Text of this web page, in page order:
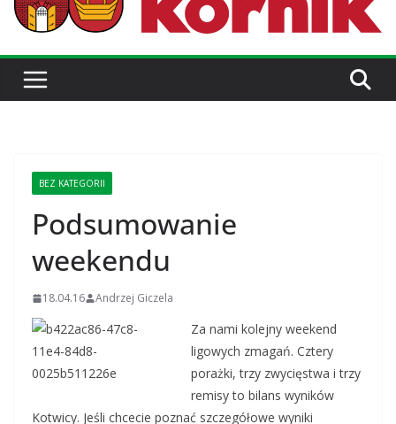
BEZ KATEGORII
Podsumowanie
weekendu
18.04.16 Andrzej Giczela
Za nami kolejny weekend
ligowych zmagań. Cztery
porażki, trzy zwycięstwa i trzy
remisy to bilans wyników
Kotwicy. Jeśli chcecie poznać szczegółowe wyniki